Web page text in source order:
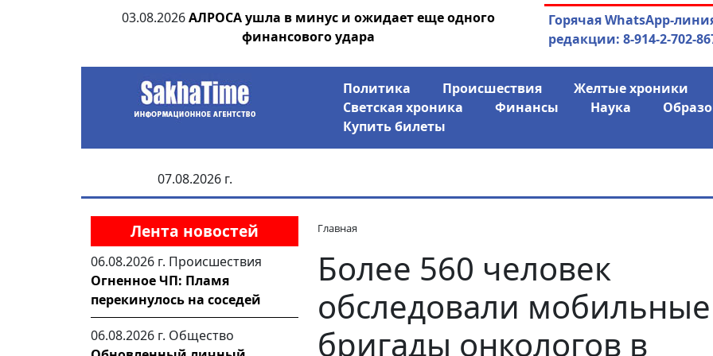
03.08.2026 АЛРОСА ушла в минус и ожидает еще одного
финансового удара
04.08.2026Маринычев у
Горячая WhatsApp-
редакции: 8-914-2-702-
Политика Происшествия Желтые хроники
Светская хроника
Финансы Наука
Купить билеты
07.08.2026 г.
Лента новостей
06.08.2026 г. Происшествия
Огненное ЧП: Пламя
перекинулось на соседей
06.08.2026 г. Общество
Главная
Более 560 человек
обследовали мобильные
бригады онкологов в